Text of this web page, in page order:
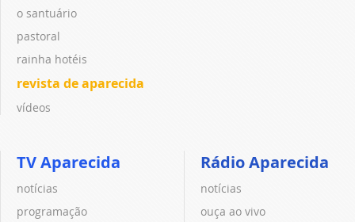
o santuário
pastoral
rainha hotéis
revista de aparecida
vídeos
TV Aparecida
notícias
programação
Rádio Aparecida
notícias
ouça ao vivo